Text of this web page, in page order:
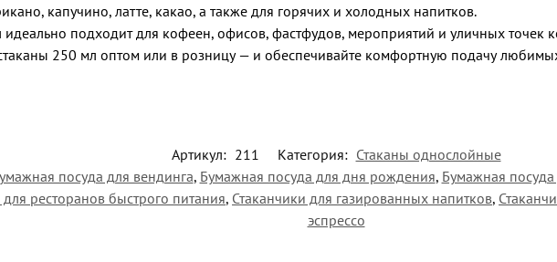
капучино, латте, какао, а также для горячих и холодных напитков.
подходит для кофеен, офисов, фастфудов, мероприятий и уличных точек
250 мл оптом или в розницу — и обеспечивайте комфортную подачу
Артикул: 211 Категория: Стаканы однослойные
посуда для вендинга, Бумажная посуда для дня рождения, Бумажная
ресторанов быстрого питания, Стаканчики для газированных напитков,
эспрессо